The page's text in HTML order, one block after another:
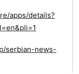
apps/details?
serbian-news-